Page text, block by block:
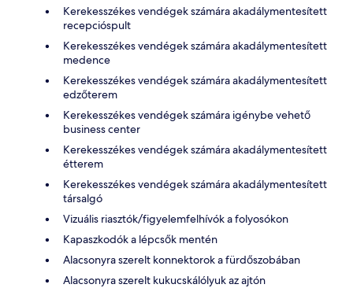
Kerekesszékes vendégek számára akadálymentesített
recepcióspult
Kerekesszékes vendégek számára akadálymentesített
medence
Kerekesszékes vendégek számára akadálymentesített
edzőterem
Kerekesszékes vendégek számára igénybe vehető
business center
Kerekesszékes vendégek számára akadálymentesített
étterem
Kerekesszékes vendégek számára akadálymentesített
társalgó
Vizuális riasztók/figyelemfelhívók a folyosókon
Kapaszkodók a lépcsők mentén
Alacsonyra szerelt konnektorok a fürdőszobában
Alacsonyra szerelt kukucskálólyuk az ajtón